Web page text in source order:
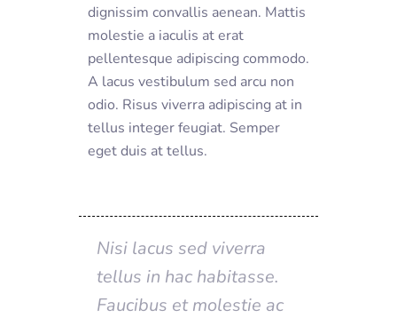
dignissim convallis aenean. Mattis
molestie a iaculis at erat
pellentesque adipiscing commodo.
A lacus vestibulum sed arcu non
odio. Risus viverra adipiscing at in
tellus integer feugiat. Semper
eget duis at tellus.
Nisi lacus sed viverra
tellus in hac habitasse.
Faucibus et molestie ac